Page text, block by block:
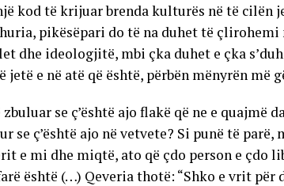
kod të krijuar brenda kulturës në të cilën
pikësëpari do të na duhet të
dhe ideologjitë, mbi çka duhet e çka
jetë e në atë që është, përbën mënyrën më
zbuluar se ç’është ajo flakë që ne e quajmë
se ç’është ajo në vetvete? Si punë të
e mi dhe miqtë, ato që çdo person e çdo
është (…) Qeveria thotë: “Shko e vrit për